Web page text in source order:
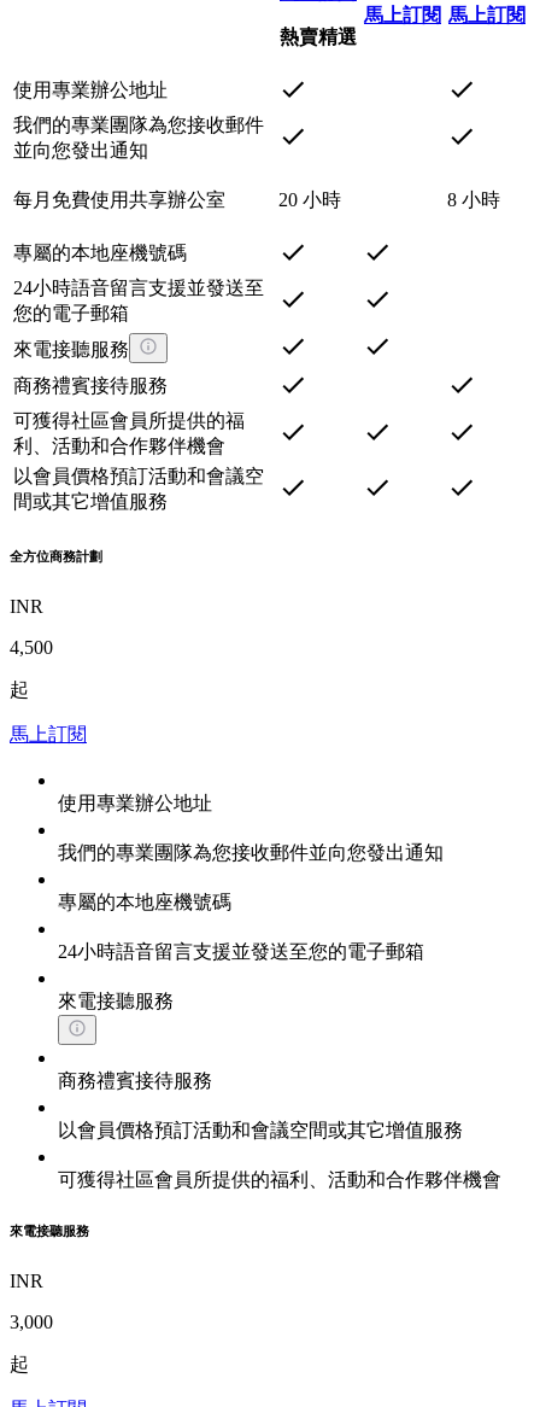
熱賣精選
馬上訂閱 馬上訂閱
使用專業辦公地址
我們的專業團隊為您接收郵件
並向您發出通知
每月免費使用共享辦公室 20 小時 8 小時
專屬的本地座機號碼
24小時語音留言支援並發送至
您的電子郵箱
來電接聽服務
商務禮賓接待服務
可獲得社區會員所提供的福
利、活動和合作夥伴機會
以會員價格預訂活動和會議空
間或其它增值服務
全方位商務計劃
INR
4,500
起
馬上訂閱
使用專業辦公地址
我們的專業團隊為您接收郵件並向您發出通知
專屬的本地座機號碼
24小時語音留言支援並發送至您的電子郵箱
來電接聽服務
商務禮賓接待服務
以會員價格預訂活動和會議空間或其它增值服務
可獲得社區會員所提供的福利、活動和合作夥伴機會
來電接聽服務
INR
3,000
起